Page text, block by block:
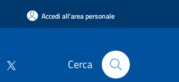
Accedi all'area personale
Cerca